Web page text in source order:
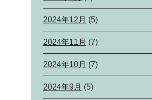
2024年12月 (5)
2024年11月 (7)
2024年10月 (7)
2024年9月 (5)